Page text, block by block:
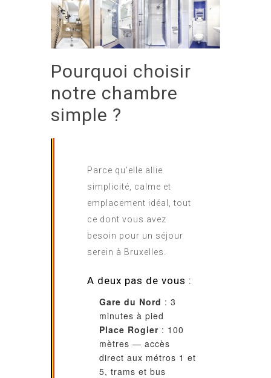
Pourquoi choisir
notre chambre
simple ?
Parce qu’elle allie
simplicité, calme et
emplacement idéal, tout
ce dont vous avez
besoin pour un séjour
serein à Bruxelles.
A deux pas de vous :
Gare du Nord : 3
minutes à pied
Place Rogier : 100
mètres — accès
direct aux métros 1 et
5, trams et bus